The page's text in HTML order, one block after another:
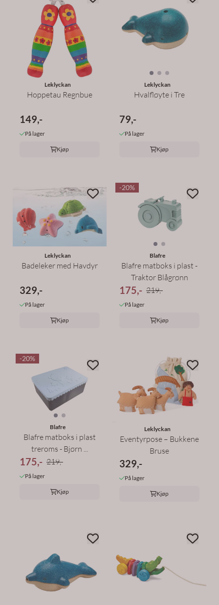
Leklyckan
Hoppetau Regnbue
149,-
På lager
Kjøp
Leklyckan
Hvalfløyte i Tre
79,-
På lager
Kjøp
Leklyckan
Badeleker med Havdyr
329,-
På lager
Kjøp
-20%
Blafre
Blafre matboks i plast -
Traktor Blågrønn
175,- 219,-
På lager
Kjøp
-20%
Blafre
Blafre matboks i plast
treroms - Bjørn ...
175,- 219,-
På lager
Kjøp
Leklyckan
Eventyrpose – Bukkene
Bruse
329,-
På lager
Kjøp